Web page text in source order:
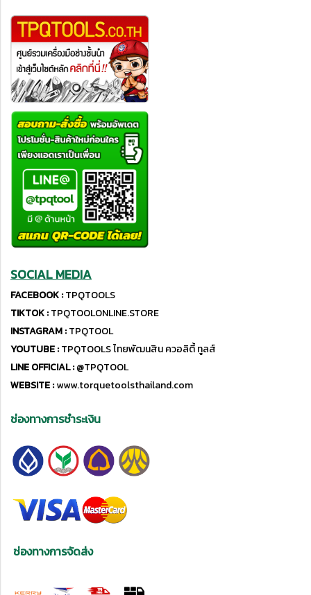
SOCIAL MEDIA
FACEBOOK :TPQTOOLS
TIKTOK :TPQTOOLONLINE.STORE
INSTAGRAM :TPQTOOL
YOUTUBE :TPQTOOLS ไทยพัฒนสิน ควอลิตี้ ทูลส์
LINE OFFICIAL :@TPQTOOL
WEBSITE :www.torquetoolsthailand.com
ช่องทางการชำระเงิน
ช่องทางการจัดส่ง